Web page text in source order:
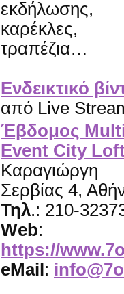
εκδήλωσης,
καρέκλες,
τραπέζια…
Ενδεικτικό
από Live
Έβδομος
Event City
Καραγιώργη
Σερβίας 4,
Τηλ.: 210-
Web:
https://
eMail :